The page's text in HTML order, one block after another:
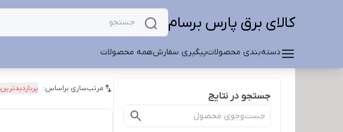
کالای برق پارس برسام
دسته‌بندی محصولاتپیگیری سفارشهمه محصولات
جستجو در نتایج
مرتب‌سازی براساس: پربازدیدترین